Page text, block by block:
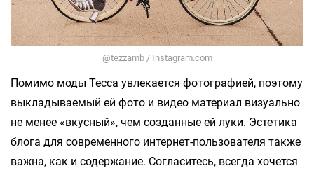
@tezzamb / Instagram.com
Помимо моды Тесса увлекается фотографией, поэтому
выкладываемый ей фото и видео материал визуально
не менее «вкусный», чем созданные ей луки. Эстетика
блога для современного интернет-пользователя также
важна, как и содержание. Согласитесь, всегда хочется